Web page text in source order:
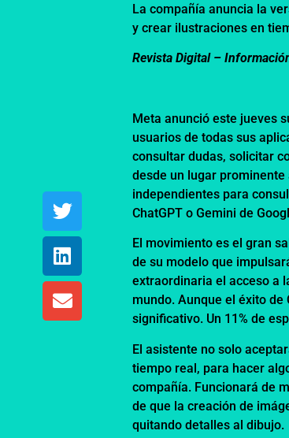
La compañía anuncia la
y crear ilustraciones en
Revista Digital –
Meta anunció este jueves
usuarios de todas sus
consultar dudas, solicitar
desde un lugar
independientes para
ChatGPT o Gemini de
El movimiento es el gran
de su modelo que
extraordinaria el acceso a
mundo. Aunque el éxito de
significativo. Un 11% de
El asistente no solo
tiempo real, para hacer
compañía. Funcionará de
de que la creación de
quitando detalles al dibujo.